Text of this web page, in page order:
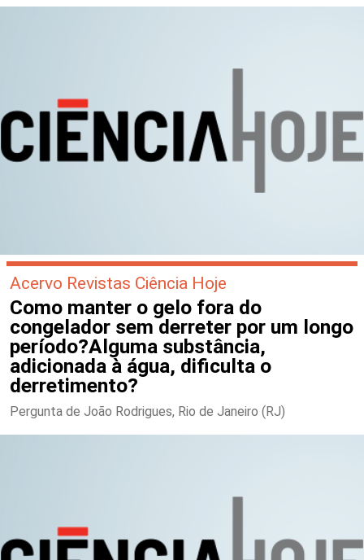
Acervo Revistas Ciência Hoje
Como manter o gelo fora do
congelador sem derreter por um longo
período?Alguma substância,
adicionada à água, dificulta o
derretimento?
Pergunta de João Rodrigues, Rio de Janeiro (RJ)